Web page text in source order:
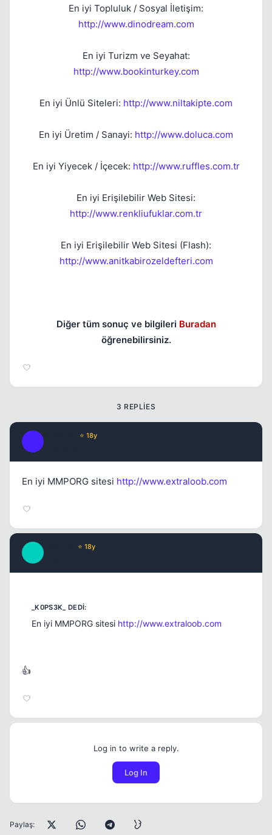
En iyi Topluluk / Sosyal İletişim:
http://www.dinodream.com
En iyi Turizm ve Seyahat:
http://www.bookinturkey.com
En iyi Ünlü Siteleri: http://www.niltakipte.com
En iyi Üretim / Sanayi: http://www.doluca.com
En iyi Yiyecek / İçecek: http://www.ruffles.com.tr
En iyi Erişilebilir Web Sitesi:
http://www.renkliufuklar.com.tr
En iyi Erişilebilir Web Sitesi (Flash):
http://www.anitkabirozeldefteri.com
Diğer tüm sonuç ve bilgileri Buradan
öğrenebilirsiniz.
3 REPLIES
⭐ 18y
En iyi MMPORG sitesi http://www.extraloob.com
⭐ 18y
En iyi MMPORG sitesi http://www.extraloob.com
👍
Log in to write a reply.
Log In
Paylaş: